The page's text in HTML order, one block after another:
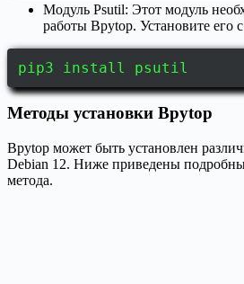
Модуль Psutil: Этот модуль
работы Bpytop. Установите его
pip3 install psutil
Методы установки Bpytop
Bpytop может быть установлен
Debian 12. Ниже приведены
метода.